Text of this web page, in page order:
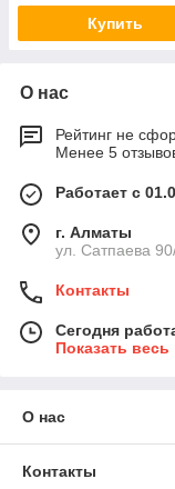
Купить
О нас
Рейтинг не
Менее 5
Работает с
г. Алматы
ул. Сатпаева
Контакты
Сегодня
Показать
О нас
Контакты